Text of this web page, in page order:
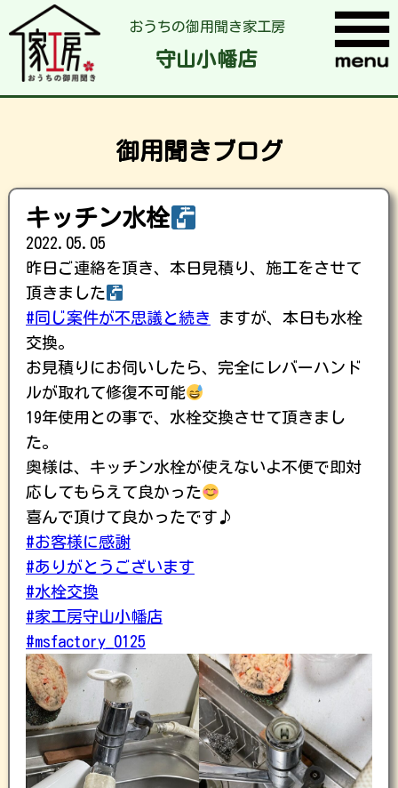
おうちの御用聞き家工房
守山小幡店
御用聞きブログ
キッチン水栓
2022.05.05
昨日ご連絡を頂き、本日見積り、施工をさせて
頂きました
#同じ案件が不思議と続き
ますが、本日も水栓
交換。
お見積りにお伺いしたら、完全にレバーハンド
ルが取れて修復不可能
19年使用との事で、水栓交換させて頂きまし
た。
奥様は、キッチン水栓が使えないよ不便で即対
応してもらえて良かった
喜んで頂けて良かったです♪
#お客様に感謝
#ありがとうございます
#水栓交換
#家工房守山小幡店
#msfactory_0125